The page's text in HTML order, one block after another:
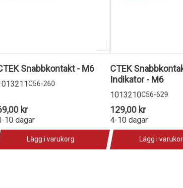
Snabbkontakt - M6
C56-260
kr
10 dagar
Lägg i varukorg
CTEK
Indikator - M6
1013210C56-629
129,00 kr
4-10 dagar
Lägg i